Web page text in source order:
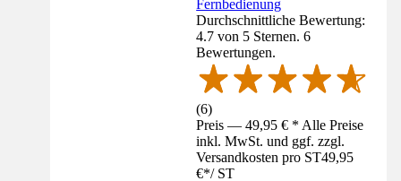
Fernbedienung
Durchschnittliche Bewertung:
4.7 von 5 Sternen. 6
Bewertungen.
(6)
Preis — 49,95 € * Alle Preise
inkl. MwSt. und ggf. zzgl.
Versandkosten pro ST49,95
€*/ ST